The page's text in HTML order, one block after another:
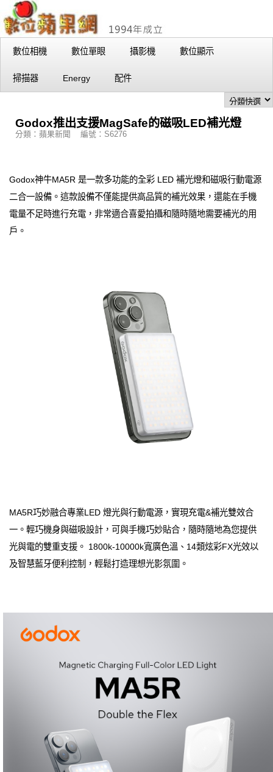
數位相機 數位單眼 攝影機 數位顯示
掃描器 Energy 配件
Godox推出支援MagSafe的磁吸LED補光燈
分類：蘋果新聞 編號：S6276
Godox神牛MA5R 是一款多功能的全彩 LED 補光燈和磁吸行動電源
二合一設備。這款設備不僅能提供高品質的補光效果，還能在手機
電量不足時進行充電，非常適合喜愛拍攝和隨時隨地需要補光的用
戶。
MA5R巧妙融合專業LED 燈光與行動電源，實現充電&補光雙效合
一。輕巧機身與磁吸設計，可與手機巧妙貼合，隨時隨地為您提供
光與電的雙重支援。 1800k-10000k寬廣色溫、14類炫彩FX光效以
及智慧藍牙便利控制，輕鬆打造理想光影氛圍。